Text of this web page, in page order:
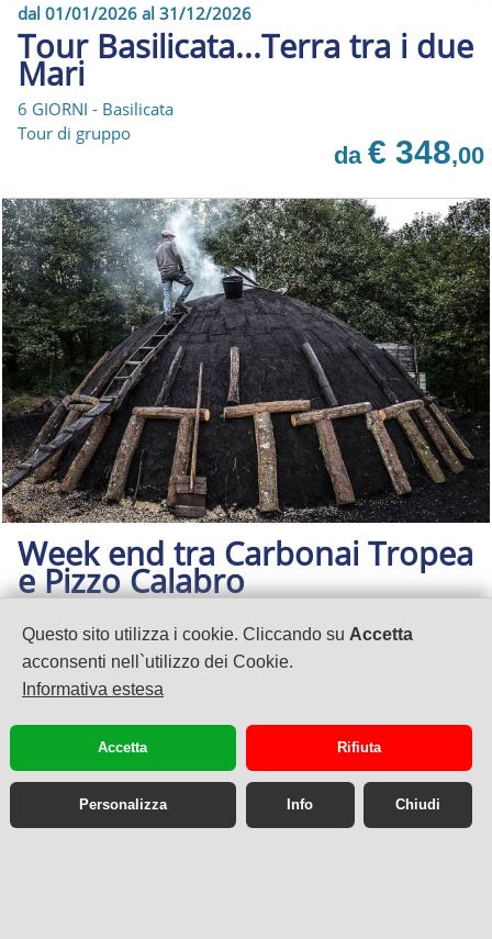
Questo sito utilizza i cookie. Cliccando su Accetta
acconsenti nell`utilizzo dei Cookie.
Informativa estesa
Accetta Rifiuta
Personalizza Info Chiudi
dal 01/01/2026 al 31/12/2026
Tour Basilicata...Terra tra i due
Mari
6 GIORNI - Basilicata
Tour di gruppo
da € 348,00
Week end tra Carbonai Tropea
e Pizzo Calabro
Tour di gruppo